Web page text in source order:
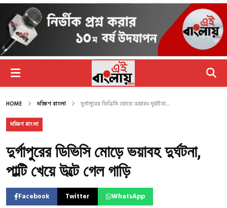
HOME দক্ষিণ বাংলা দুর্গাপুরের ডিভিসি মোড়ে ভয়াবহ দুর্ঘটনা...
দক্ষিণ বাংলা
দুর্গাপুরের ডিভিসি মোড়ে ভয়াবহ দুর্ঘটনা,
পাল্টি খেয়ে উল্টে গেল গাড়ি
Facebook Twitter WhatsApp